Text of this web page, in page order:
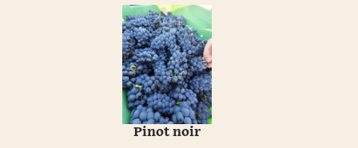
Pinot noir